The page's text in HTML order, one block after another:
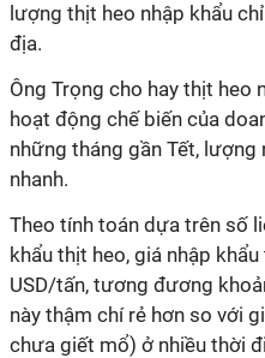
lượng thịt heo nhập khẩu
địa.
Ông Trọng cho hay thịt heo
hoạt động chế biến của
những tháng gần Tết,
nhanh.
Theo tính toán dựa trên số
khẩu thịt heo, giá nhập
USD/tấn, tương đương
này thậm chí rẻ hơn so với
chưa giết mổ) ở nhiều thời